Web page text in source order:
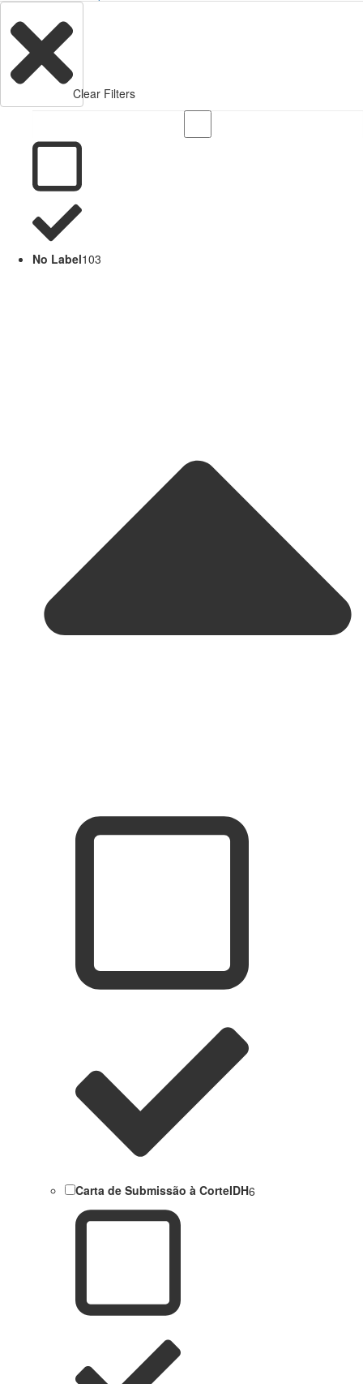
Clear Filters
No Label103
Carta de Submissão à CorteIDH6